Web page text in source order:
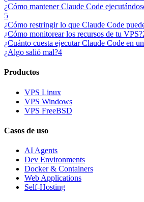
¿Cómo mantener Claude Code
5
¿Cómo restringir lo que Claude Code
¿Cómo monitorear los recursos de tu VPS?
¿Cuánto cuesta ejecutar Claude Code en
¿Algo salió mal?4
Productos
VPS Linux
VPS Windows
VPS FreeBSD
Casos de uso
AI Agents
Dev Environments
Docker & Containers
Web Applications
Self-Hosting